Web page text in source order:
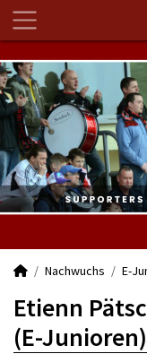
Nachwuchs E-
Etienn
(E-Junioren)